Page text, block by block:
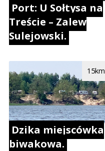
Port: U Sołtysa na
Treście – Zalew
Sulejowski.
Dzika miejscówka
biwakowa.
15km